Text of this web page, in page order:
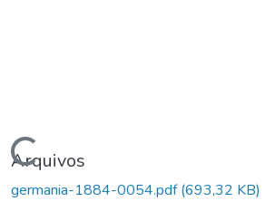
Carregando...
Arquivos
germania-1884-0054.pdf(693,32 KB)